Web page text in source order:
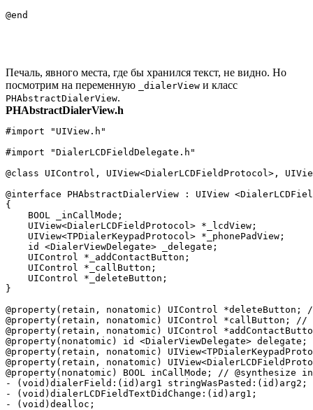
Печаль, явного места, где бы хранился текст, не видно. Но
посмотрим на переменную
_dialerView и класс
PHAbstractDialerView.
PHAbstractDialerView.h
#import "UIView.h"
#import "DialerLCDFieldDelegate.h"
@class UIControl, UIView<DialerLCDFieldProtocol>,
@interface PHAbstractDialerView : UIView
{
    BOOL _inCallMode;
    UIView<DialerLCDFieldProtocol> *_lcdView;
    UIView<TPDialerKeypadProtocol> *_phonePadView;
    id <DialerViewDelegate> _delegate;
    UIControl *_addContactButton;
    UIControl *_callButton;
    UIControl *_deleteButton;
}
@property(retain, nonatomic) UIControl *deleteButton;
@property(retain, nonatomic) UIControl *callButton; //
@property(retain, nonatomic) UIControl
@property(nonatomic) id <DialerViewDelegate>
@property(retain, nonatomic)
@property(retain, nonatomic)
@property(nonatomic) BOOL inCallMode; // @synthesize
- (void)dialerField:(id)arg1 stringWasPasted:(id)arg2;
- (void)dialerLCDFieldTextDidChange:(id)arg1;
- (void)dealloc;